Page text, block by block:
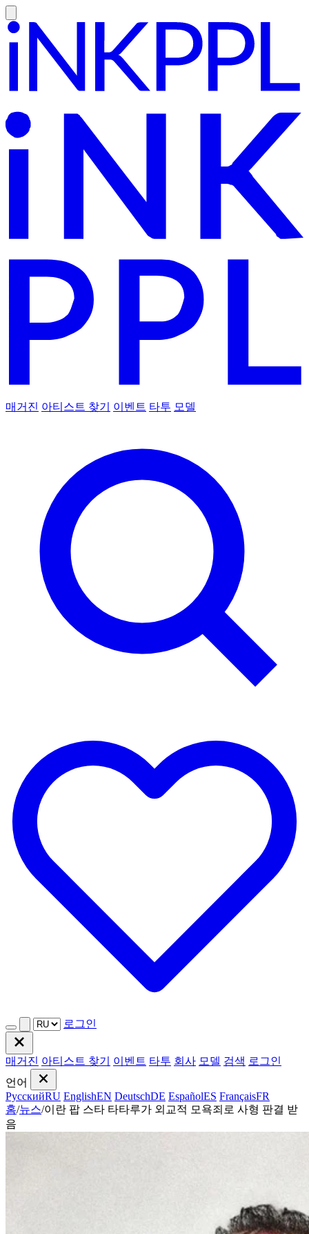
매거진 아티스트 찾기 이벤트 타투 모델
로그인
매거진 아티스트 찾기 이벤트 타투 회사 모델 검색 로그인
언어
РусскийRU EnglishEN DeutschDE EspañolES FrançaisFR
홈/뉴스/이란 팝 스타 타타루가 외교적 모욕죄로 사형 판결 받
음